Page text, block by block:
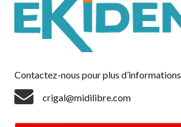
Contactez-nous pour plus d’informations
crigal@midilibre.com